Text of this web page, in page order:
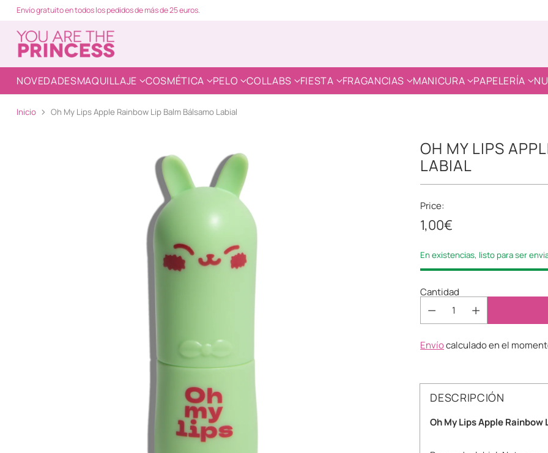
Envío gratuito en todos los pedidos de más de 25 euros.
NOVEDADESMAQUILLAJE COSMÉTICA PELO COLLABS FIESTA FRAGANCIAS MANICURA PAPELERÍA
Inicio Oh My Lips Apple Rainbow Lip Balm Bálsamo Labial
OH MY LIPS
LABIAL
Price:
Precio
habitual
1,00€
En existencias, listo para ser
Cantidad
Envíocalculado en el
DESCRIPCIÓN
Oh My Lips Apple Rainbow